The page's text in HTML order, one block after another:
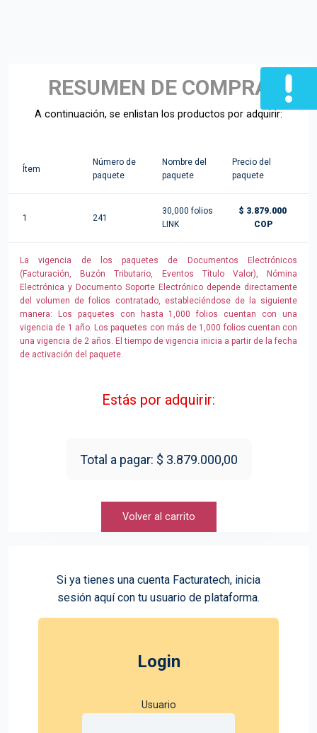
RESUMEN DE COMPRA
A continuación, se enlistan los productos por adquirir:
Ítem
Número de
paquete
Nombre del
paquete
Precio del
paquete
1 241
30,000 folios
LINK
$ 3.879.000
COP
La vigencia de los paquetes de Documentos Electrónicos
(Facturación, Buzón Tributario, Eventos Título Valor), Nómina
Electrónica y Documento Soporte Electrónico depende directamente
del volumen de folios contratado, estableciéndose de la siguiente
manera: Los paquetes con hasta 1,000 folios cuentan con una
vigencia de 1 año. Los paquetes con más de 1,000 folios cuentan con
una vigencia de 2 años. El tiempo de vigencia inicia a partir de la fecha
de activación del paquete.
Estás por adquirir:
Total a pagar: $ 3.879.000,00
Volver al carrito
Si ya tienes una cuenta Facturatech, inicia
sesión aquí con tu usuario de plataforma.
Login
Usuario